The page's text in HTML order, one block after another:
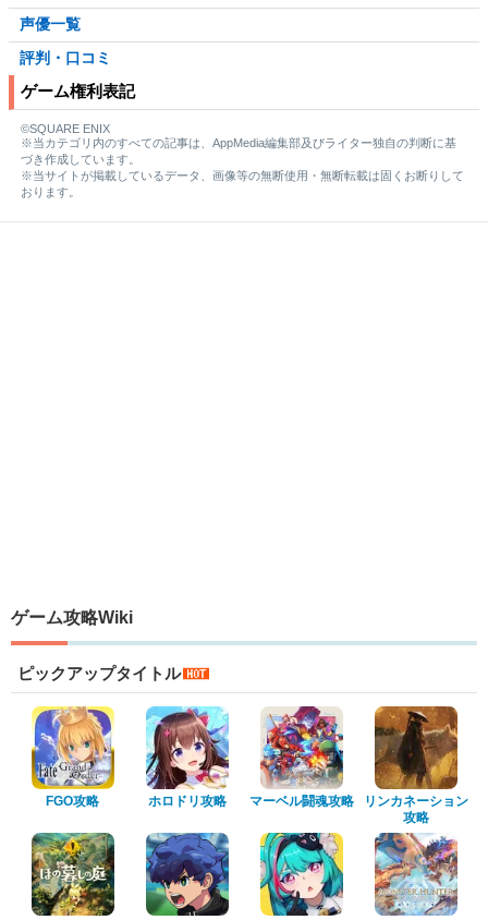
声優一覧
評判・口コミ
ゲーム権利表記
©SQUARE ENIX
※当カテゴリ内のすべての記事は、AppMedia編集部及びライター独自の判断に基
づき作成しています。
※当サイトが掲載しているデータ、画像等の無断使用・無断転載は固くお断りして
おります。
ゲーム攻略Wiki
ピックアップタイトル
FGO攻略 ホロドリ攻略 マーベル闘魂攻略
リンカネーション
攻略